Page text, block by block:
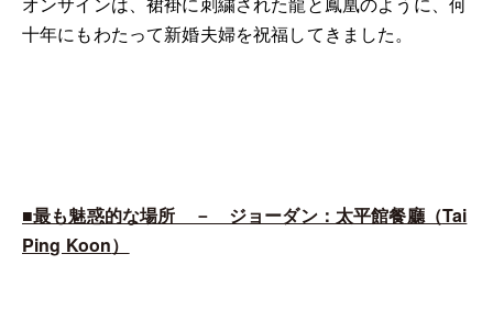
十年にもわたって新婚夫婦を祝福してきました。
■最も魅惑的な場所 － ジョーダン：太平館餐廳（Tai
Ping Koon）